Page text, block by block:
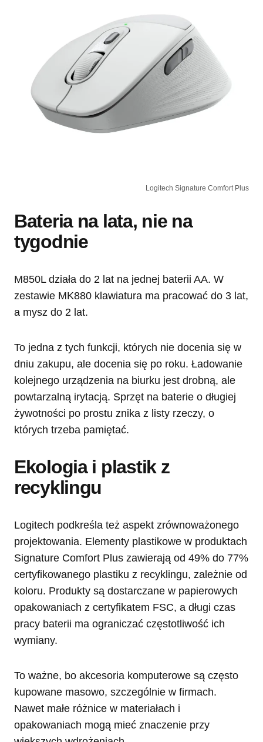
Logitech Signature Comfort Plus
Bateria na lata, nie na
tygodnie
M850L działa do 2 lat na jednej baterii AA. W
zestawie MK880 klawiatura ma pracować do 3 lat,
a mysz do 2 lat.
To jedna z tych funkcji, których nie docenia się w
dniu zakupu, ale docenia się po roku. Ładowanie
kolejnego urządzenia na biurku jest drobną, ale
powtarzalną irytacją. Sprzęt na baterie o długiej
żywotności po prostu znika z listy rzeczy, o
których trzeba pamiętać.
Ekologia i plastik z
recyklingu
Logitech podkreśla też aspekt zrównoważonego
projektowania. Elementy plastikowe w produktach
Signature Comfort Plus zawierają od 49% do 77%
certyfikowanego plastiku z recyklingu, zależnie od
koloru. Produkty są dostarczane w papierowych
opakowaniach z certyfikatem FSC, a długi czas
pracy baterii ma ograniczać częstotliwość ich
wymiany.
To ważne, bo akcesoria komputerowe są często
kupowane masowo, szczególnie w firmach.
Nawet małe różnice w materiałach i
opakowaniach mogą mieć znaczenie przy